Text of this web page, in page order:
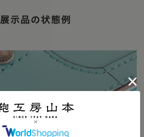
展示品の状態例